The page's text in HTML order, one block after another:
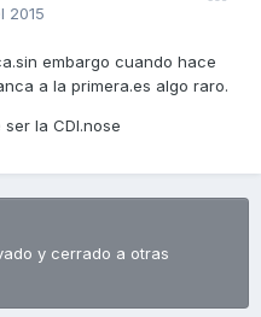
2015
embargo cuando hace
a la primera.es algo raro.
la CDI.nose
y cerrado a otras